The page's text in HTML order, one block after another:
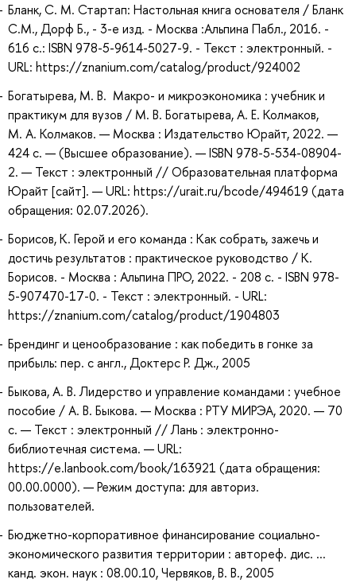
Бланк, С. М. Стартап: Настольная книга основателя / Бланк
С.М., Дорф Б., - 3-е изд. - Москва :Альпина Пабл., 2016. -
616 с.: ISBN 978-5-9614-5027-9. - Текст : электронный. -
URL: https://znanium.com/catalog/product/924002
Богатырева, М. В. Макро- и микроэкономика : учебник и
практикум для вузов / М. В. Богатырева, А. Е. Колмаков,
М. А. Колмаков. — Москва : Издательство Юрайт, 2022. —
424 с. — (Высшее образование). — ISBN 978-5-534-08904-
2. — Текст : электронный // Образовательная платформа
Юрайт [сайт]. — URL: https://urait.ru/bcode/494619 (дата
обращения: 02.07.2026).
Борисов, К. Герой и его команда : Как собрать, зажечь и
достичь результатов : практическое руководство / К.
Борисов. - Москва : Альпина ПРО, 2022. - 208 с. - ISBN 978-
5-907470-17-0. - Текст : электронный. - URL:
https://znanium.com/catalog/product/1904803
Брендинг и ценообразование : как победить в гонке за
прибыль: пер. с англ., Доктерс Р. Дж., 2005
Быкова, А. В. Лидерство и управление командами : учебное
пособие / А. В. Быкова. — Москва : РТУ МИРЭА, 2020. — 70
с. — Текст : электронный // Лань : электронно-
библиотечная система. — URL:
https://e.lanbook.com/book/163921 (дата обращения:
00.00.0000). — Режим доступа: для авториз.
пользователей.
Бюджетно-корпоративное финансирование социально-
экономического развития территории : автореф. дис. ...
канд. экон. наук : 08.00.10, Червяков, В. В., 2005